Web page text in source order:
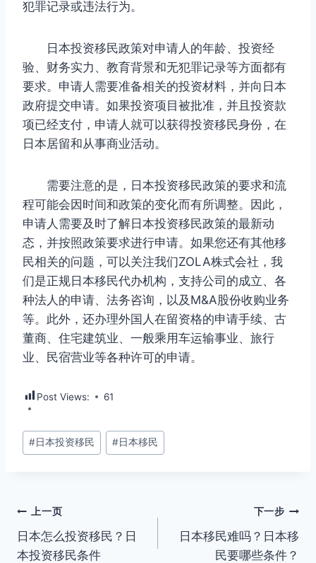
犯罪记录或违法行为。
日本投资移民政策对申请人的年龄、投资经
验、财务实力、教育背景和无犯罪记录等方面都有
要求。申请人需要准备相关的投资材料，并向日本
政府提交申请。如果投资项目被批准，并且投资款
项已经支付，申请人就可以获得投资移民身份，在
日本居留和从事商业活动。
需要注意的是，日本投资移民政策的要求和流
程可能会因时间和政策的变化而有所调整。因此，
申请人需要及时了解日本投资移民政策的最新动
态，并按照政策要求进行申请。如果您还有其他移
民相关的问题，可以关注我们ZOLA株式会社，我
们是正规日本移民代办机构，支持公司的成立、各
种法人的申请、法务咨询，以及M&A股份收购业务
等。此外，还办理外国人在留资格的申请手续、古
董商、住宅建筑业、一般乘用车运输事业、旅行
业、民宿营业等各种许可的申请。
Post Views: 61
文
章
#日本投资移民 #日本移民
文
章
上一页
日本怎么投资移民？日
本投资移民条件
下一步
日本移民难吗？日本移
民要哪些条件？